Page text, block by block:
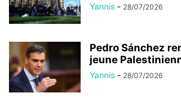
Yannis - 28/07/2026
Pedro Sánchez
jeune
Yannis - 28/07/2026